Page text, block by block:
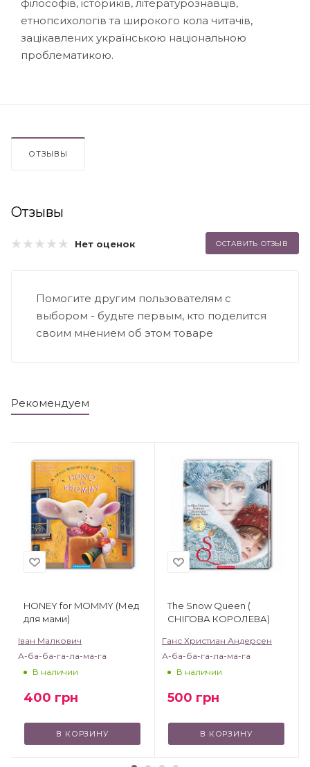
філософів, істориків, літературознавців,
етнопсихологів та широкого кола читачів,
зацікавлених українською національною
проблематикою.
ОТЗЫВЫ
Отзывы
Нет оценок ОСТАВИТЬ ОТЗЫВ
Помогите другим пользователям с
выбором - будьте первым, кто поделится
своим мнением об этом товаре
Рекомендуем
HONEY for MOMMY (Мед
для мами)
Іван Малкович
А-ба-ба-га-ла-ма-га
В наличии
400 грн
В КОРЗИНУ
The Snow Queen (
CНІГОВА КОРОЛЕВА)
Ганс Христиан Андерсен
А-ба-ба-га-ла-ма-га
В наличии
500 грн
В КОРЗИНУ